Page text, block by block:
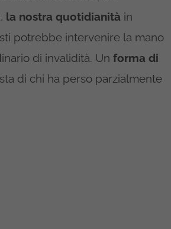
la nostra quotidianità in
potrebbe intervenire la mano
di invalidità. Un forma di
di chi ha perso parzialmente